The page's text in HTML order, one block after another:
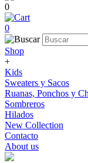
0
0
Shop
+
Kids
Sweaters y Sacos
Ruanas, Ponchos y
Sombreros
Hilados
New Collection
Contacto
About us